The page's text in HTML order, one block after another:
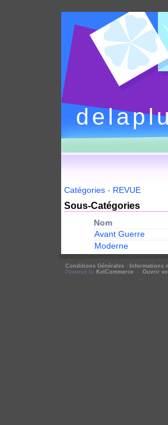
Catégories- REVUE
Sous-Catégories
Nom
Avant Guerre
Moderne
Conditions Générales - Informations
Powered by KelCommerce - Ouvrir